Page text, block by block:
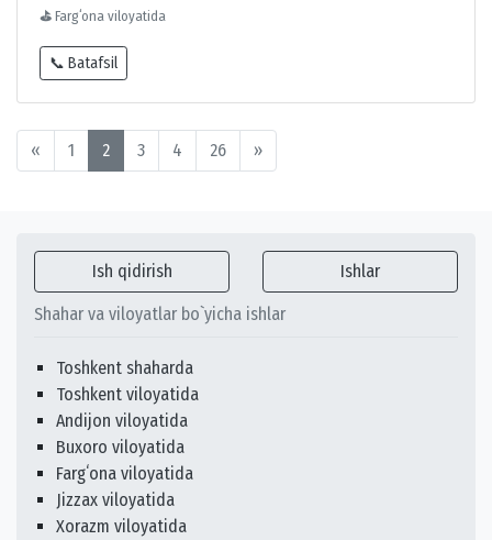
⛳ Fargʻona viloyatida
📞 Batafsil
« 1 2 3 4 26 »
Ish qidirish Ishlar
Shahar va viloyatlar bo`yicha ishlar
Toshkent shaharda
Toshkent viloyatida
Andijon viloyatida
Buxoro viloyatida
Fargʻona viloyatida
Jizzax viloyatida
Xorazm viloyatida